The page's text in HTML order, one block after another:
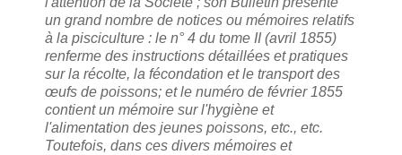
un grand nombre de notices ou mémoires relatifs
à la pisciculture : le n° 4 du tome II (avril 1855)
renferme des instructions détaillées et pratiques
sur la récolte, la fécondation et le transport des
œufs de poissons; et le numéro de février 1855
contient un mémoire sur l'hygiène et
l'alimentation des jeunes poissons, etc., etc.
Toutefois, dans ces divers mémoires et